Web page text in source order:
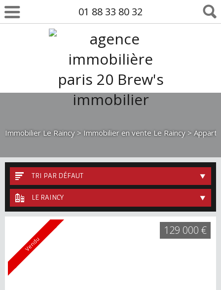
01 88 33 80 32
Immobilier Le Raincy > Immobilier en vente Le Raincy >
TRI PAR DÉFAUT
LE RAINCY
Vendu
129 000 €